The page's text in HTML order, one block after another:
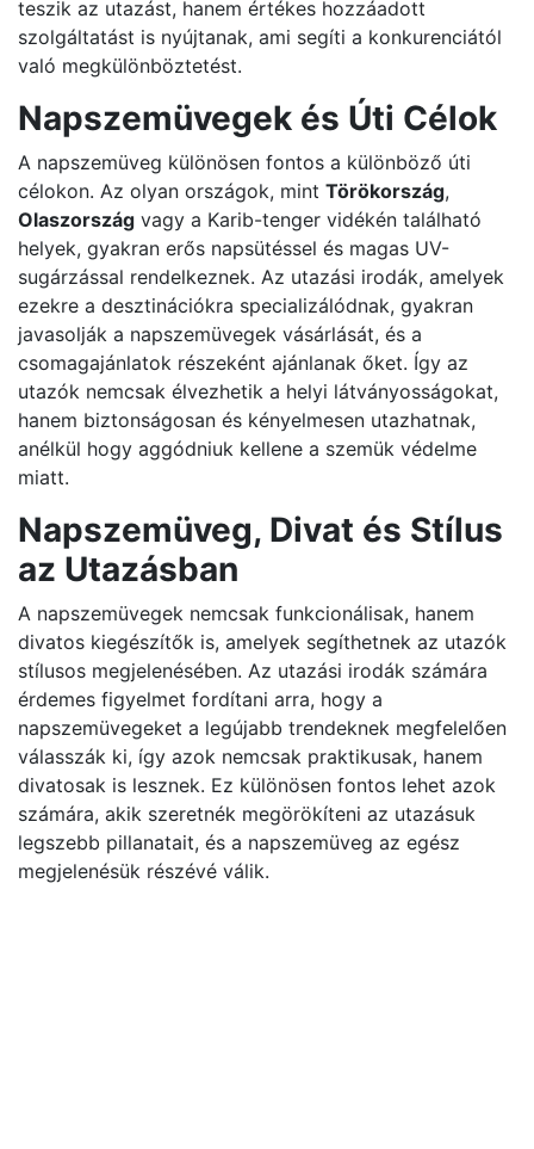
teszik az utazást, hanem értékes hozzáadott
szolgáltatást is nyújtanak, ami segíti a konkurenciától
való megkülönböztetést.
Napszemüvegek és Úti Célok
A napszemüveg különösen fontos a különböző úti
célokon. Az olyan országok, mint Törökország,
Olaszország vagy a Karib-tenger vidékén található
helyek, gyakran erős napsütéssel és magas UV-
sugárzással rendelkeznek. Az utazási irodák, amelyek
ezekre a desztinációkra specializálódnak, gyakran
javasolják a napszemüvegek vásárlását, és a
csomagajánlatok részeként ajánlanak őket. Így az
utazók nemcsak élvezhetik a helyi látványosságokat,
hanem biztonságosan és kényelmesen utazhatnak,
anélkül hogy aggódniuk kellene a szemük védelme
miatt.
Napszemüveg, Divat és Stílus
az Utazásban
A napszemüvegek nemcsak funkcionálisak, hanem
divatos kiegészítők is, amelyek segíthetnek az utazók
stílusos megjelenésében. Az utazási irodák számára
érdemes figyelmet fordítani arra, hogy a
napszemüvegeket a legújabb trendeknek megfelelően
válasszák ki, így azok nemcsak praktikusak, hanem
divatosak is lesznek. Ez különösen fontos lehet azok
számára, akik szeretnék megörökíteni az utazásuk
legszebb pillanatait, és a napszemüveg az egész
megjelenésük részévé válik.